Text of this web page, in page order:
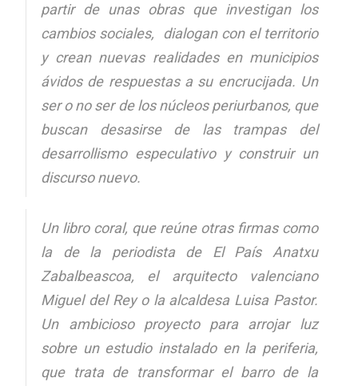
partir de unas obras que investigan los
cambios sociales, dialogan con el territorio
y crean nuevas realidades en municipios
ávidos de respuestas a su encrucijada. Un
ser o no ser de los núcleos periurbanos, que
buscan desasirse de las trampas del
desarrollismo especulativo y construir un
discurso nuevo.
Un libro coral, que reúne otras firmas como
la de la periodista de El País Anatxu
Zabalbeascoa, el arquitecto valenciano
Miguel del Rey o la alcaldesa Luisa Pastor.
Un ambicioso proyecto para arrojar luz
sobre un estudio instalado en la periferia,
que trata de transformar el barro de la